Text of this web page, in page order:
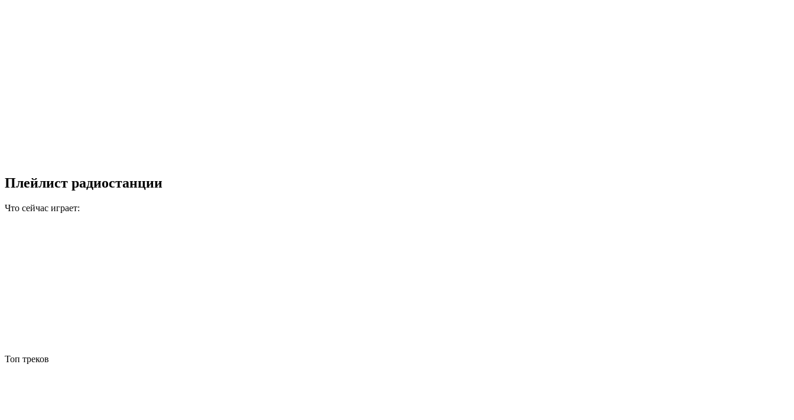
Плейлист радиостанции
Что сейчас играет:
Топ треков